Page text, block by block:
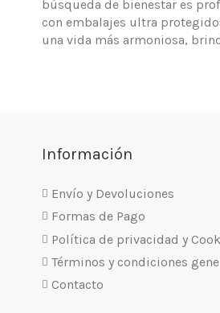
búsqueda de bienestar es
con embalajes ultra
una vida más armoniosa,
Información
Envío y Devoluciones
Formas de Pago
Política de privacidad y
Términos y condiciones
Contacto